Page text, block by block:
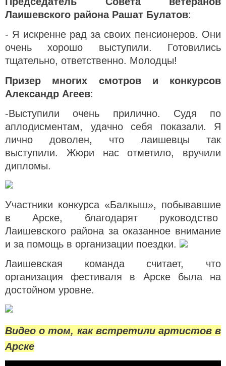
Лаишевского района Рашат Булатов:
- Я искренне рад за своих пенсионеров. Они
очень хорошо выступили. Готовились
тщательно, ответственно. Молодцы!
Призер многих смотров и конкурсов
Александр Агеев:
-Выступили очень прилично. Судя по
аплодисментам, удачно себя показали. Я
лично доволен, что лаишевцы так
выступили. Жюри нас отметило, вручили
дипломы.
Участники конкурса «Балкыш», побывавшие
в Арске, благодарят руководство
Лаишевского района за оказанное внимание
и за помощь в организации поездки.
Лаишевская команда считает, что
организация фестиваля в Арске была на
достойном уровне.
Видео о том, как встретили артистов в
Арске